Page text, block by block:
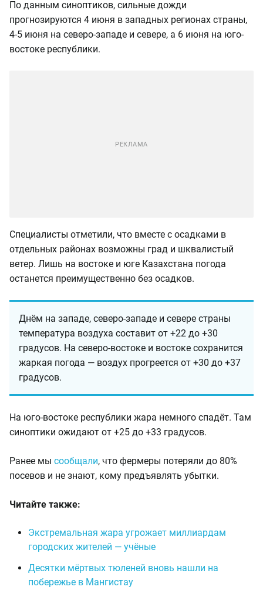
По данным синоптиков, сильные дожди
прогнозируются 4 июня в западных регионах страны,
4-5 июня на северо-западе и севере, а 6 июня на юго-
востоке республики.
Специалисты отметили, что вместе с осадками в
отдельных районах возможны град и шквалистый
ветер. Лишь на востоке и юге Казахстана погода
останется преимущественно без осадков.
Днём на западе, северо-западе и севере страны
температура воздуха составит от +22 до +30
градусов. На северо-востоке и востоке сохранится
жаркая погода — воздух прогреется от +30 до +37
градусов.
На юго-востоке республики жара немного спадёт. Там
синоптики ожидают от +25 до +33 градусов.
Ранее мы сообщали, что фермеры потеряли до 80%
посевов и не знают, кому предъявлять убытки.
Читайте также:
Экстремальная жара угрожает миллиардам
городских жителей — учёные
Десятки мёртвых тюленей вновь нашли на
побережье в Мангистау